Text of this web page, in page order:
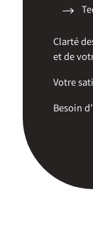
Clarté
et de
Votre
Besoin